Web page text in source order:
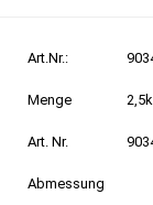
Art.Nr.:
Menge
Art. Nr.
Abmessung